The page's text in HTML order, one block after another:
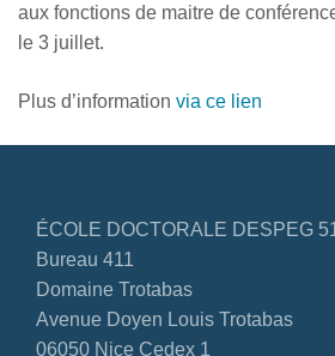
aux fonctions de maitre de
le 3 juillet.
Plus d’information via ce lien
ÉCOLE DOCTORALE DESPEG
Bureau 411
Domaine Trotabas
Avenue Doyen Louis Trotabas
06050 Nice Cedex 1